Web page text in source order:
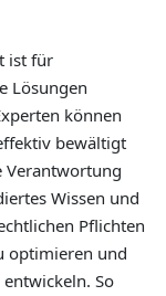
ist für
Lösungen
können
bewältigt
Verantwortung
Wissen und
Pflichten
optimieren und
So